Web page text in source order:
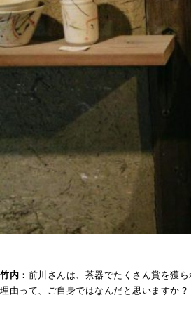
竹内 ：前川さんは、茶器でたくさん賞を獲
理由って、ご自身ではなんだと思いますか？